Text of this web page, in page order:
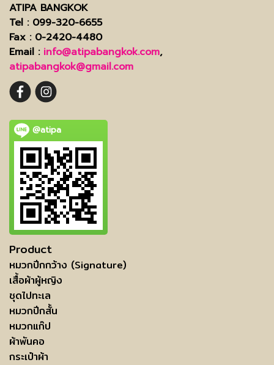
ATIPA BANGKOK
Tel : 099-320-6655
Fax : 0-2420-4480
Email : info@atipabangkok.com,
atipabangkok@gmail.com
@atipa
Product
หมวกปีกกว้าง (Signature)
เสื้อผ้าผู้หญิง
ชุดไปทะเล
หมวกปีกสั้น
หมวกแก๊ป
ผ้าพันคอ
กระเป๋าผ้า